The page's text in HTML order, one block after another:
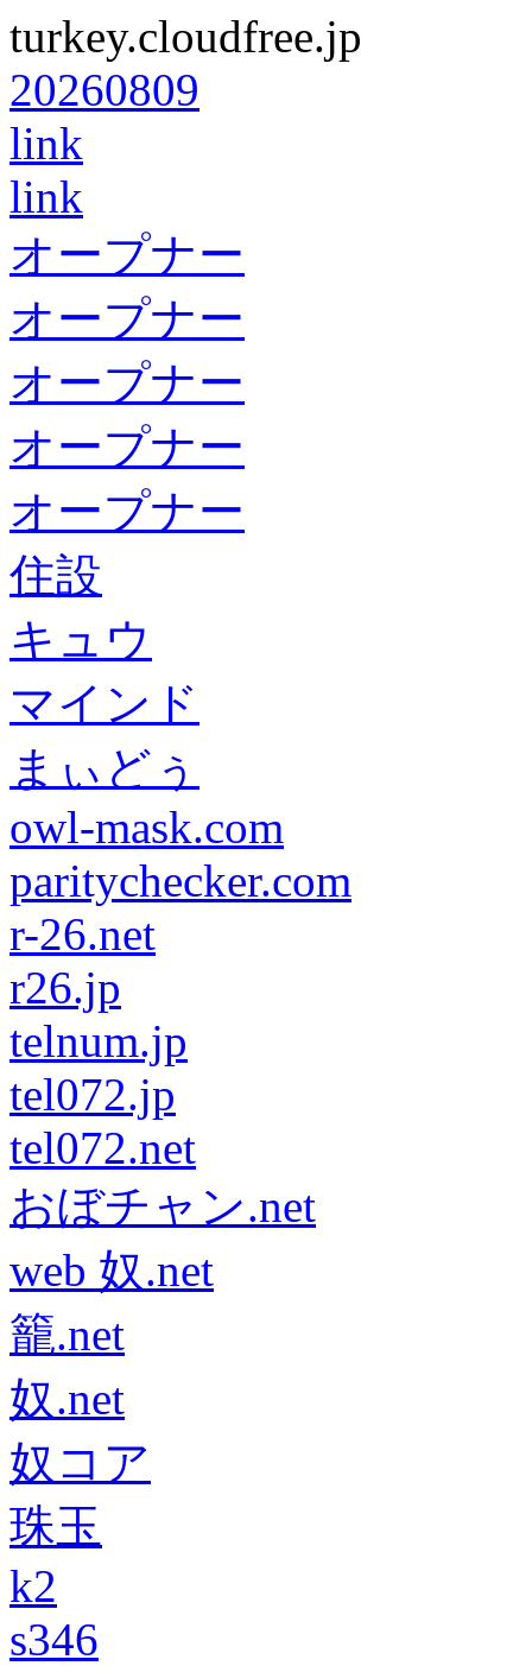
turkey.cloudfree.jp
20260809
link
link
オープナー
オープナー
オープナー
オープナー
オープナー
住設
キュウ
マインド
まぃどぅ
owl-mask.com
paritychecker.com
r-26.net
r26.jp
telnum.jp
tel072.jp
tel072.net
おぼチャン.net
web 奴.net
籠.net
奴.net
奴コア
珠玉
k2
s346